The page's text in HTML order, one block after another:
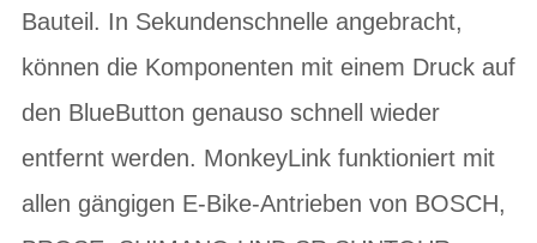
Bauteil. In Sekundenschnelle angebracht,
können die Komponenten mit einem Druck auf
den BlueButton genauso schnell wieder
entfernt werden. MonkeyLink funktioniert mit
allen gängigen E-Bike-Antrieben von BOSCH,